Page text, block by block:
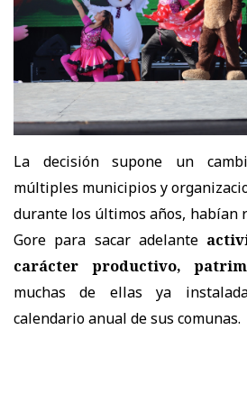
La decisión supone un
múltiples municipios y
durante los últimos años, habían
Gore para sacar adelante
carácter productivo,
muchas de ellas ya
calendario anual de sus comunas.